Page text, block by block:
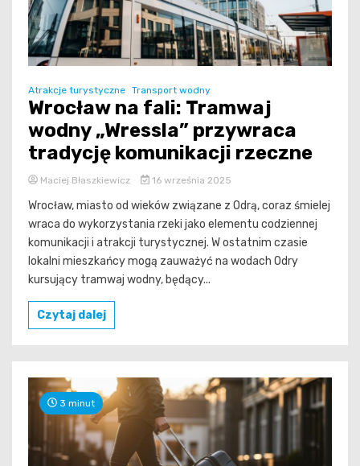
Atrakcje turystyczne Transport wodny
Wrocław na fali: Tramwaj
wodny „Wressla” przywraca
tradycję komunikacji rzeczne
Maciej Błaszkiewicz 16 września 2025
Wrocław, miasto od wieków związane z Odrą, coraz śmielej
wraca do wykorzystania rzeki jako elementu codziennej
komunikacji i atrakcji turystycznej. W ostatnim czasie
lokalni mieszkańcy mogą zauważyć na wodach Odry
kursujący tramwaj wodny, będący...
Czytaj dalej
3 minut